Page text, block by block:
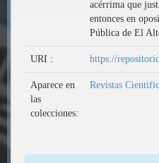
acérrima que
entonces en
Pública de El
URI : https://
Aparece en
las
colecciones:
Revistas